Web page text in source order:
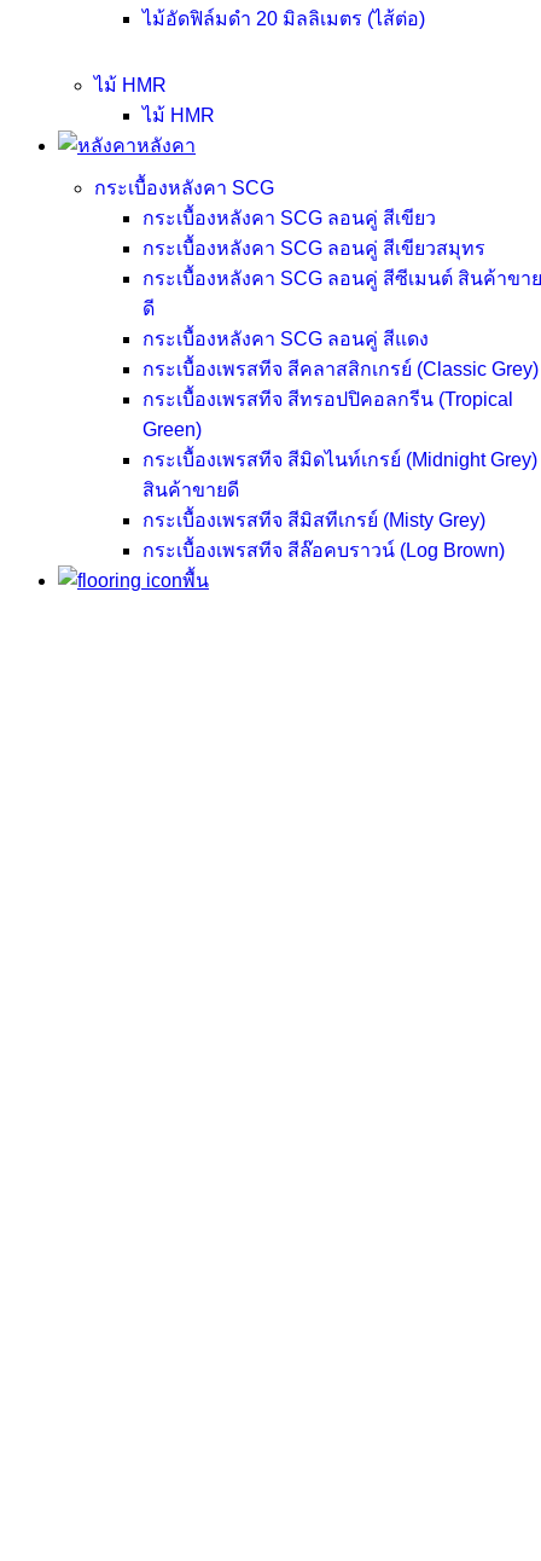
ไม้อัดฟิล์มดำ 20 มิลลิเมตร (ไส้ต่อ)
ไม้ HMR
ไม้ HMR
หลังคา
กระเบื้องหลังคา SCG
กระเบื้องหลังคา SCG ลอนคู่ สีเขียว
กระเบื้องหลังคา SCG ลอนคู่ สีเขียวสมุทร
กระเบื้องหลังคา SCG ลอนคู่ สีซีเมนต์ สินค้าขาย
ดี
กระเบื้องหลังคา SCG ลอนคู่ สีแดง
กระเบื้องเพรสทีจ สีคลาสสิกเกรย์ (Classic Grey)
กระเบื้องเพรสทีจ สีทรอปปิคอลกรีน (Tropical
Green)
กระเบื้องเพรสทีจ สีมิดไนท์เกรย์ (Midnight Grey)
สินค้าขายดี
กระเบื้องเพรสทีจ สีมิสทีเกรย์ (Misty Grey)
กระเบื้องเพรสทีจ สีล๊อคบราวน์ (Log Brown)
พื้น